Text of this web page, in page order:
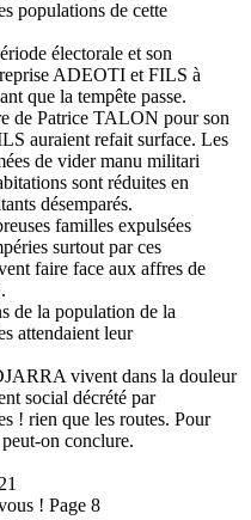
populations de cette
électorale et son
ADEOTI et FILS à
que la tempête passe.
de Patrice TALON pour son
auraient refait surface. Les
de vider manu militari
sont réduites en
désemparés.
familles expulsées
surtout par ces
faire face aux affres de
de la population de la
attendaient leur
vivent dans la douleur
social décrété par
! rien que les routes. Pour
on conclure.
! Page 8